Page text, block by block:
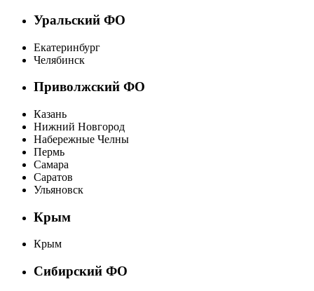
Уральский ФО
Екатеринбург
Челябинск
Приволжский ФО
Казань
Нижний Новгород
Набережные Челны
Пермь
Самара
Саратов
Ульяновск
Крым
Крым
Сибирский ФО